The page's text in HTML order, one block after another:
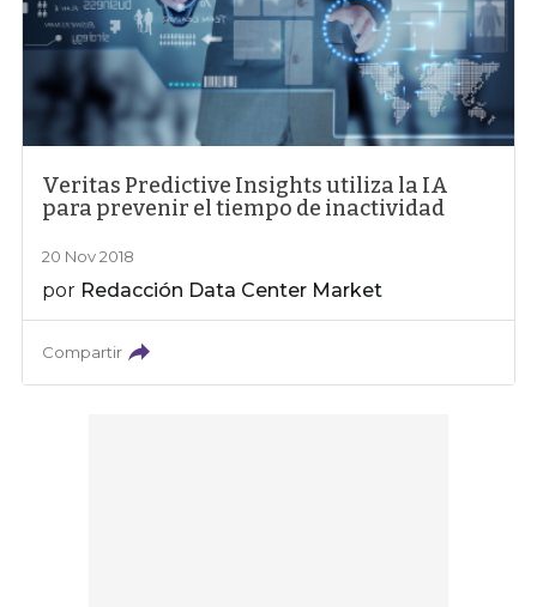
Veritas Predictive Insights utiliza la IA
para prevenir el tiempo de inactividad
20 Nov 2018
por Redacción Data Center Market
Compartir